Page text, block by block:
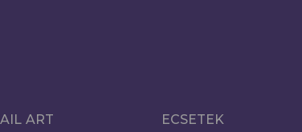
ART ECSETEK